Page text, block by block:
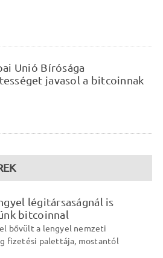
Unió Bírósága
javasol a bitcoinnak
légitársaságnál is
bitcoinnal
bővült a lengyel nemzeti
fizetési palettája, mostantól